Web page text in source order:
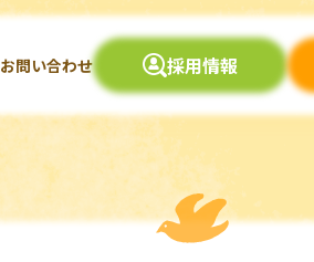
お問い合わせ 採用情報